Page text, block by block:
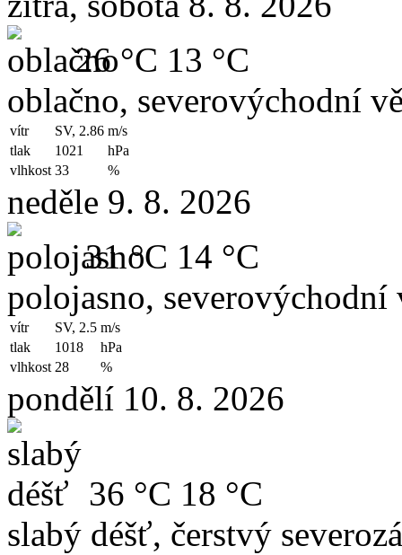
26 °C 13 °C
oblačno, severovýchodní
vítr SV, 2.86 m/s
tlak
1021
hPa
vlhkost 33 %
neděle 9. 8. 2026
31 °C 14 °C
polojasno, severovýchodní
vítr SV, 2.5 m/s
tlak
1018
hPa
vlhkost 28 %
pondělí 10. 8. 2026
36 °C 18 °C
slabý déšť, čerstvý